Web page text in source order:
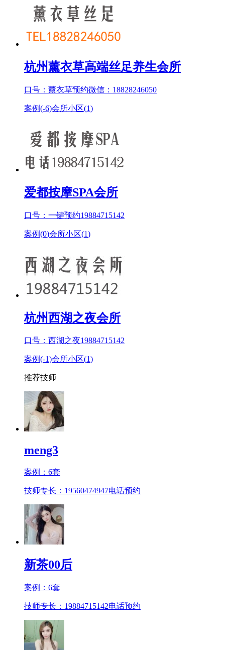
杭州薰衣草高端丝足养生会所
口号：薰衣草预约微信：18828246050
案例(-6)会所小区(1)
爱都按摩SPA会所
口号：一键预约19884715142
案例(0)会所小区(1)
杭州西湖之夜会所
口号：西湖之夜19884715142
案例(-1)会所小区(1)
推荐技师
meng3
案例： 6套
技师专长：19560474947电话预约
新茶00后
案例： 6套
技师专长：19884715142电话预约